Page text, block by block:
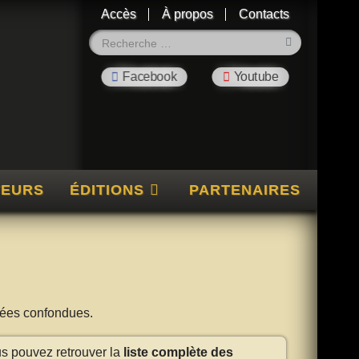
Accès À propos
Contacts
ÉDITIONS PARTENAIRES
confondues.
pouvez retrouver la liste complète des